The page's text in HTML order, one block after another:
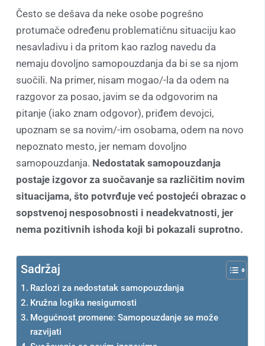
Često se dešava da neke osobe pogrešno
protumače određenu problematičnu situaciju kao
nesavladivu i da pritom kao razlog navedu da
nemaju dovoljno samopouzdanja da bi se sa njom
suočili. Na primer, nisam mogao/-la da odem na
razgovor za posao, javim se da odgovorim na
pitanje (iako znam odgovor), priđem devojci,
upoznam se sa novim/-im osobama, odem na novo
nepoznato mesto, jer nemam dovoljno
samopouzdanja. Nedostatak samopouzdanja
postaje izgovor za suočavanje sa različitim novim
situacijama, što potvrđuje već postojeći obrazac o
sopstvenoj nesposobnosti i neadekvatnosti, jer
nema pozitivnih ishoda koji bi pokazali suprotno.
Sadržaj
Razlozi za nedostatak samopouzdanja
Kružna logika nesigurnosti
Mogućnost promene: Samopouzdanje se može
razvijati